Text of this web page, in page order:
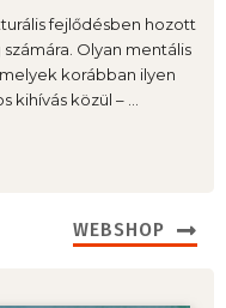
fejlődésben hozott
Olyan mentális
korábban ilyen
kihívás közül – ...
WEBSHOP